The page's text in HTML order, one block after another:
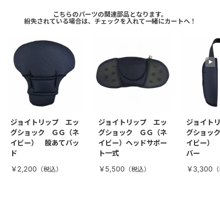
こちらのパーツの関連部品となります。
紛失されている場合は、チェックを入れて一緒にカートへ！
ジョイトリップ エッ
グショック ＧＧ（ネ
イビー） 股あてパッ
ド
￥2,200
ジョイトリップ エッ
グショック ＧＧ（ネ
イビー）ヘッドサポー
ト一式
￥5,500
ジョイト
グショッ
イビー）
バー
￥3,300